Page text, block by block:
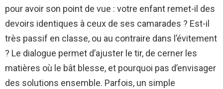
pour avoir son point de vue : votre enfant remet-il des
devoirs identiques à ceux de ses camarades ? Est-il
très passif en classe, ou au contraire dans l’évitement
? Le dialogue permet d’ajuster le tir, de cerner les
matières où le bât blesse, et pourquoi pas d’envisager
des solutions ensemble. Parfois, un simple